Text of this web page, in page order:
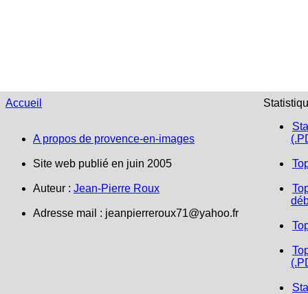
Accueil
A propos de provence-en-images
Site web publié en juin 2005
Auteur : Jean-Pierre Roux
Adresse mail : jeanpierreroux71@yahoo.fr